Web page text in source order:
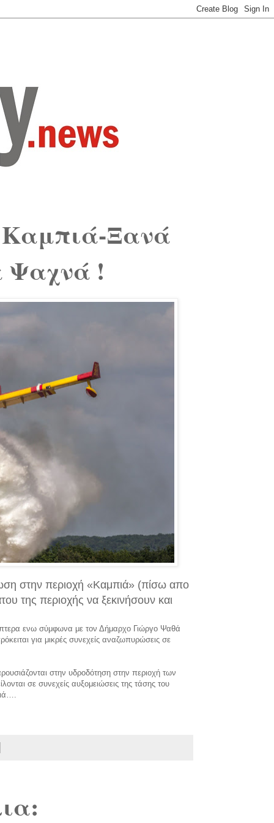
Ξανά
Ψαχνά !
στην περιοχή «Καμπιά» (πίσω απο
της περιοχής να ξεκινήσουν και
ενω σύμφωνα με τον Δήμαρχο Γιώργο Ψαθά
για μικρές συνεχείς αναζωπυρώσεις σε
στην υδροδότηση στην περιοχή των
σε συνεχείς αυξομειώσεις της τάσης του